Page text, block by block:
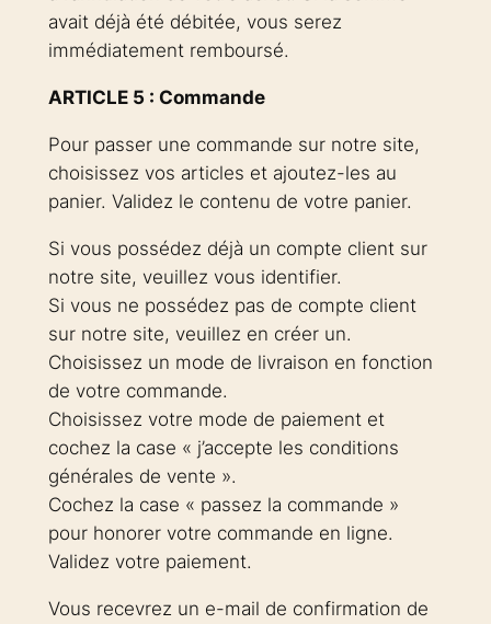
avait déjà été débitée, vous serez
immédiatement remboursé.
ARTICLE 5 : Commande
Pour passer une commande sur notre site,
choisissez vos articles et ajoutez-les au
panier. Validez le contenu de votre panier.
Si vous possédez déjà un compte client sur
notre site, veuillez vous identifier.
Si vous ne possédez pas de compte client
sur notre site, veuillez en créer un.
Choisissez un mode de livraison en fonction
de votre commande.
Choisissez votre mode de paiement et
cochez la case « j’accepte les conditions
générales de vente ».
Cochez la case « passez la commande »
pour honorer votre commande en ligne.
Validez votre paiement.
Vous recevrez un e-mail de confirmation de